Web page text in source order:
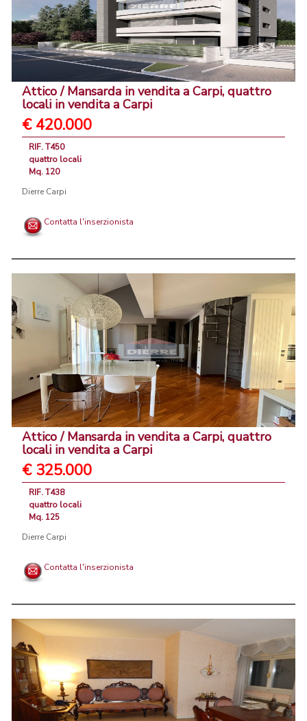
Attico / Mansarda in vendita a Carpi, quattro
locali in vendita a Carpi
€ 420.000
RIF. T450
quattro locali
Mq. 120
Dierre Carpi
Contatta l'inserzionista
Attico / Mansarda in vendita a Carpi, quattro
locali in vendita a Carpi
€ 325.000
RIF. T438
quattro locali
Mq. 125
Dierre Carpi
Contatta l'inserzionista